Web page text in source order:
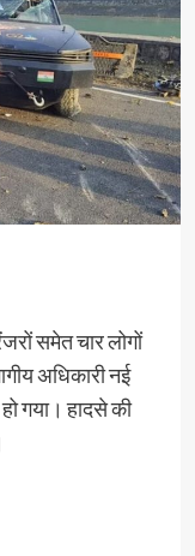
समेत चार लोगों
अधिकारी नई
गया। हादसे की